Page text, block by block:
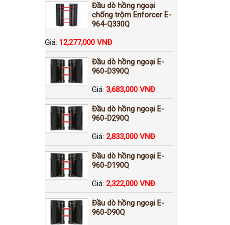
Đầu dò hồng ngoại
chống trộm Enforcer E-
964-Q330Q
Giá: 12,277,000 VNĐ
Đầu dò hồng ngoại E-
960-D390Q
Giá: 3,683,000 VNĐ
Đầu dò hồng ngoại E-
960-D290Q
Giá: 2,833,000 VNĐ
Đầu dò hồng ngoại E-
960-D190Q
Giá: 2,322,000 VNĐ
Đầu dò hồng ngoại E-
960-D90Q